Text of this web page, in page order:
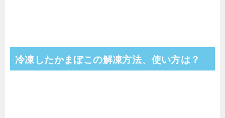
冷凍したかまぼこの解凍方法、使い方は？